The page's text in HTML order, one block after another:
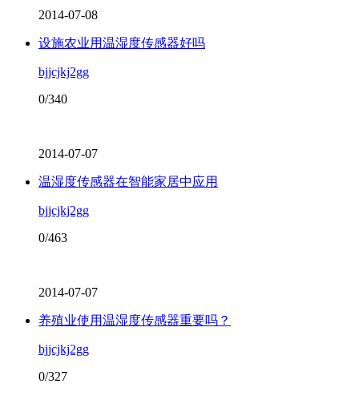
2014-07-08
设施农业用温湿度传感器好吗
bjjcjkj2gg
0/340
2014-07-07
温湿度传感器在智能家居中应用
bjjcjkj2gg
0/463
2014-07-07
养殖业使用温湿度传感器重要吗？
bjjcjkj2gg
0/327